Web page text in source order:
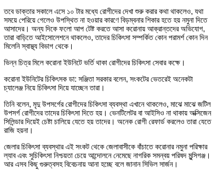
তবে ডাক্তার সকালে এসে ১০ টার মধ্যে রোগীদের দেখা শুরু করার কথা থাকলেও, যথা
সময়ে পেরিয়ে গেলেও উপস্থিত না হওয়ার কারণে বিড়ম্বনার শিকার হতে হয় নমুনা দিতে
আসাদের। অন্য দিকে ফলো আপ টেষ্ট করতে আসা করোনায় আক্রান্তদের অভিযোগ,
তারা বাড়িতে আইসোলেশনে থাকলেও, তাদের চিকিৎসা সম্পর্কিত কোন পরামর্শ কোন দিন
মিলেনি স্বাস্থ্য বিভাগ থেকে।
ভিন্ন চিত্র মিলে করোনা ইউনিটে ভর্তি থাকা রোগীদের চিকিৎসা সেবার কক্ষে।
করোনা ইউনিটের চিকিৎসক ডা: সঞ্জিতা সরকার বলেন, সংকটের ভেতরেই অনেকটা
চ্যালেঞ্জ নিয়ে চিকিৎসা দিয়ে যাচ্ছেন তারা।
তিনি বলেন, মৃদু উপসর্গের রোগীদের চিকিৎসা ব্যবস্থা এখানে থাকলেও, মাঝে মাঝে জটিল
উপসর্গ রোগীদের তাদের চিকিৎসা দিতে হয়। ভেনটিলেটর বা আইসিও না থাকায় অক্সিজেন
সিলিন্ডার দিয়েই চেষ্টা চালিয়ে যেতে হয় তাদের। অনেক রোগী রেফার্ড করলেও তারা যেতে
রাজি হয়না।
জেলার চিকিৎসা ব্যবস্থার এই সংকট থেকে জেলাবাসীকে বাঁচাতে করোনার নমুনা পরিক্ষার
ল্যাব এবং সুচিকিৎসা নিশ্চয়তা চেয়ে আন্দোলনে নেমেছে নাগরিক সমন্বয় পরিষদ মুন্সিগঞ্জ।
আর এসব কিছু গুরুত্বসহ বিবেচনায় আনা হচ্ছে বলে জানান সিভিল সার্জন।